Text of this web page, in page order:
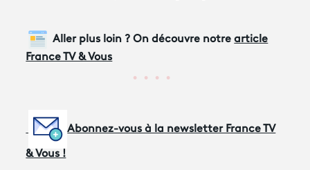
Aller plus loin ? On découvre notrearticle
France TV & Vous
Abonnez-vous à la newsletter France TV
& Vous !